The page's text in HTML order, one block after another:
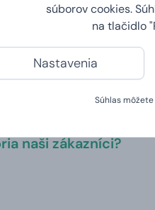
súborov cookies.
na tlačidlo
Nastavenia
Súhlas
naši zákazníci?